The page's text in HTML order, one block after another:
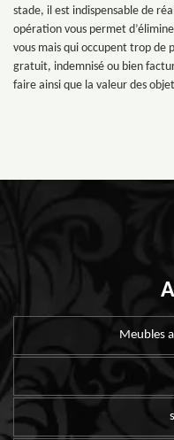
stade, il est indispensable de
opération vous permet
vous mais qui occupent trop de
gratuit, indemnisé ou bien
faire ainsi que la valeur des
Meubles